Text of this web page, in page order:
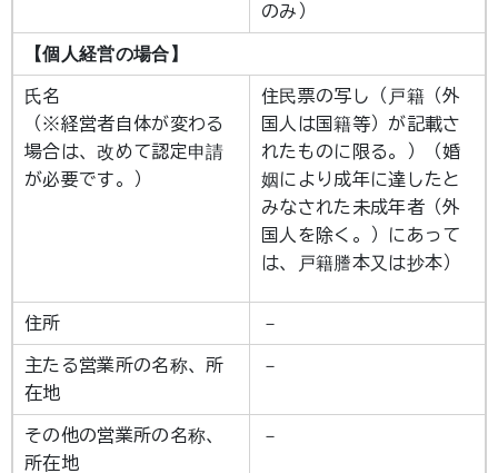
のみ）
【個人経営の場合】
氏名
（※経営者自体が変わる
場合は、改めて認定申請
が必要です。）
住民票の写し（戸籍（外
国人は国籍等）が記載さ
れたものに限る。）（婚
姻により成年に達したと
みなされた未成年者（外
国人を除く。）にあって
は、戸籍謄本又は抄本）
住所 －
主たる営業所の名称、所
在地
－
その他の営業所の名称、
所在地
－